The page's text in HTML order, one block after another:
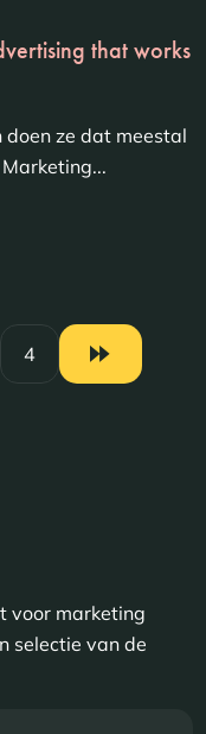
that works
doen ze dat meestal
4
voor marketing
selectie van de